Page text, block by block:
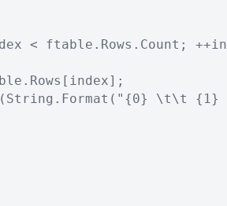
< ftable.Rows.Count;
\t\t